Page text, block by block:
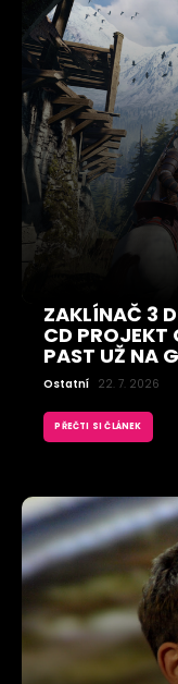
ZAKLÍNAČ 3
CD PROJEKT
PAST UŽ NA
Ostatní 22. 7. 2026
PŘEČTI SI ČLÁNEK